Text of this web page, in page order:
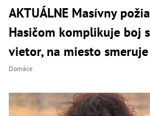
AKTUÁLNE Masívny
Hasičom komplikuje boj
vietor, na miesto
Domáce